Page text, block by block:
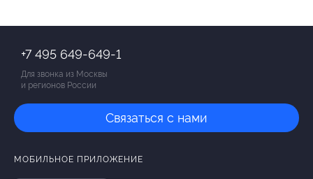
+7 495 649-649-1
Для звонка из Москвы
и регионов России
Связаться с нами
МОБИЛЬНОЕ ПРИЛОЖЕНИЕ